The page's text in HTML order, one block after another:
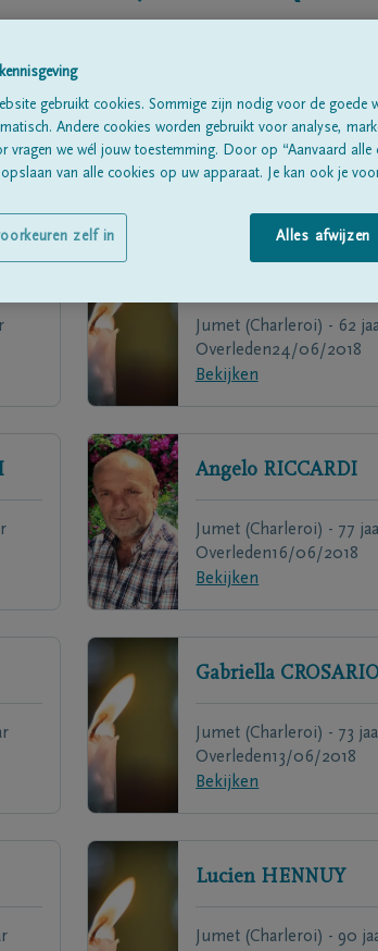
Michel STRADIA
Jumet (Charleroi) - 62
Overleden24/06/2018
Bekijken
Angelo RICCARDI
Jumet (Charleroi) - 77
Overleden16/06/2018
Bekijken
Gabriella
Jumet (Charleroi) - 73
Overleden13/06/2018
Bekijken
Lucien HENNUY
Jumet (Charleroi) - 90
gebruikt cookies. Sommige zijn nodig voor de goede
Andere cookies worden gebruikt voor analyse,
vragen we wél jouw toestemming. Door op “Aanvaard alle
van alle cookies op uw apparaat. Je kan ook je
Alles afwijzen
zelf in